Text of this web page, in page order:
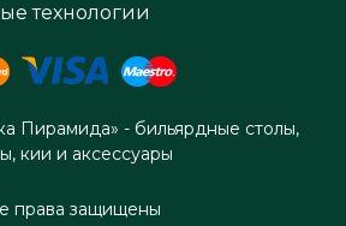
технологии
Пирамида» - бильярдные столы,
кии и аксессуары
права защищены